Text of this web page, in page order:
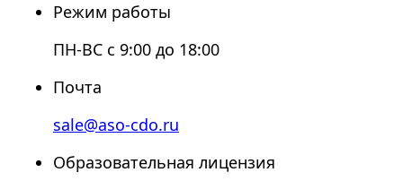
Режим работы
ПН-ВС с 9:00 до 18:00
Почта
sale@aso-cdo.ru
Образовательная лицензия